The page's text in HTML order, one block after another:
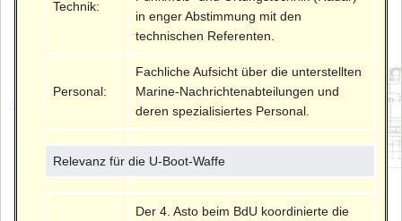
Technik:
in enger Abstimmung mit den
technischen Referenten.
Personal:
Fachliche Aufsicht über die unterstellten
Marine-Nachrichtenabteilungen und
deren spezialisiertes Personal.
Relevanz für die U-Boot-Waffe
Der 4. Asto beim BdU koordinierte die